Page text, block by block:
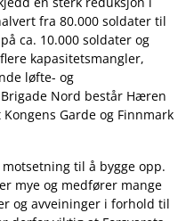
fra 80.000 soldater til
ca. 10.000 soldater og
kapasitetsmangler,
løfte- og
Nord består Hæren
Garde og Finnmark
til å bygge opp.
mye og medfører mange
og avveininger i forhold til